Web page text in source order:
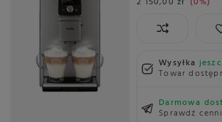
Wysyłka
Towar
Darmowa
Sprawdź